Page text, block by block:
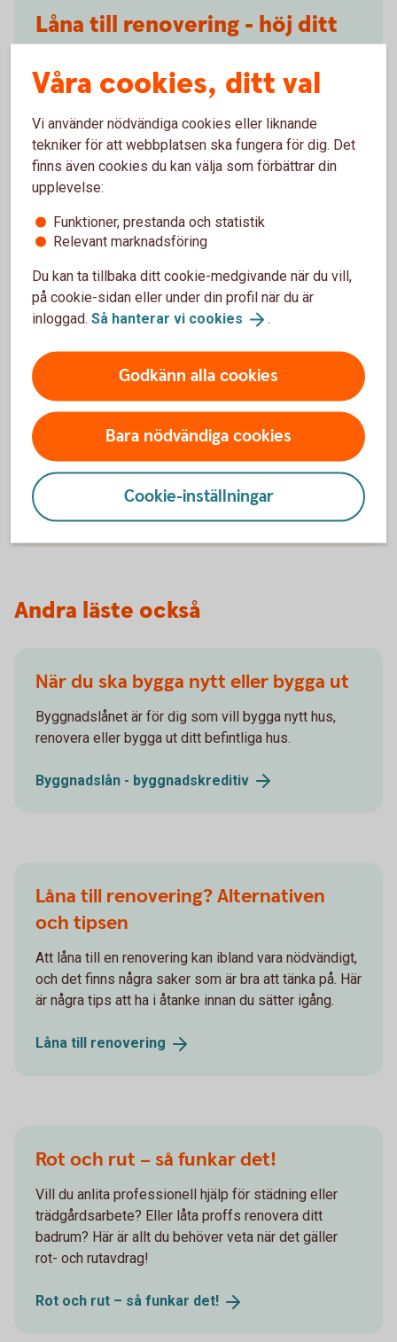
Låna till renovering - höj ditt
Finansiera din renovering genom att höja ditt bolån.
Lägsta belopp vid höjning är 100 000 kronor.
Höj dittbolån
Blanketter och tips från
Konsumentverket
Entreprenadkontrakt
Blankett för tilläggsarbete att använda
tillsammans med hantverkaravtal
Blanketten för tilläggsarbete att använda
tillsammans medentreprenadkontrakt
Konsumentverkets informationssida om att
Andra läste också
När du ska bygga nytt eller bygga ut
Byggnadslånet är för dig som vill bygga nytt hus,
renovera eller bygga ut ditt befintliga hus.
Byggnadslån - byggnadskreditiv
Låna till renovering? Alternativen
och tipsen
Att låna till en renovering kan ibland vara nödvändigt,
och det finns några saker som är bra att tänka på. Här
är några tips att ha i åtanke innan du sätter igång.
Låna till renovering
Rot och rut – så funkar det!
Vill du anlita professionell hjälp för städning eller
trädgårdsarbete? Eller låta proffs renovera ditt
badrum? Här är allt du behöver veta när det gäller
rot- och rutavdrag!
Rot och rut – så funkar det!
Våra cookies, ditt val
Vi använder nödvändiga cookies eller liknande
tekniker för att webbplatsen ska fungera för dig. Det
finns även cookies du kan välja som förbättrar din
upplevelse:
Funktioner, prestanda och statistik
Relevant marknadsföring
Du kan ta tillbaka ditt cookie-medgivande när du vill,
på cookie-sidan eller under din profil när du är
inloggad. Så hanterar vi cookies .
Godkänn alla cookies
Bara nödvändiga cookies
Cookie-inställningar